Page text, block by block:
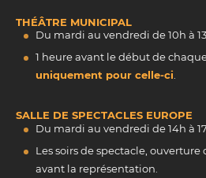
THÉÂTRE MUNICIPAL
Du mardi au vendredi de 10h à
1 heure avant le début de
uniquement pour celle-ci.
SALLE DE SPECTACLES EUROPE
Du mardi au vendredi de 14h à
Les soirs de spectacle,
avant la représentation.